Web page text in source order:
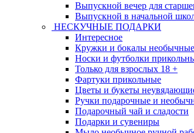
Выпускной вечер для
Выпускной в начальной
НЕСКУЧНЫЕ ПОДАРКИ
Интересное
Кружки и бокалы необычные
Носки и футболки
Только для взрослых 18 +
Фартуки прикольные
Цветы и букеты
Ручки подарочные и
Подарочный чай и сладости
Подарки и сувениры